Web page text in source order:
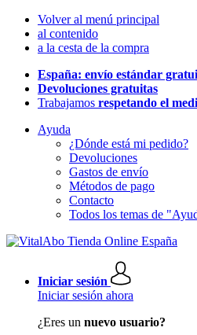
Volver al menú principal
al contenido
a la cesta de la compra
España: envío estándar
Devoluciones gratuitas
Trabajamos respetando el
Ayuda
¿Dónde está mi pedido?
Devoluciones
Gastos de envío
Métodos de pago
Contacto
Todos los temas de
Iniciar sesión
Iniciar sesión ahora
¿Eres un nuevo usuario?